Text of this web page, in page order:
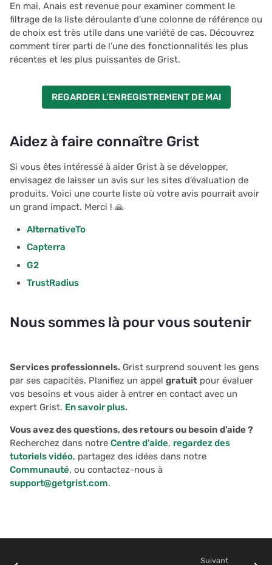
En mai, Anais est revenue pour examiner comment le
filtrage de la liste déroulante d’une colonne de référence ou
de choix est très utile dans une variété de cas. Découvrez
comment tirer parti de l’une des fonctionnalités les plus
récentes et les plus puissantes de Grist.
REGARDER L’ENREGISTREMENT DE MAI
Aidez à faire connaître Grist
Si vous êtes intéressé à aider Grist à se développer,
envisagez de laisser un avis sur les sites d’évaluation de
produits. Voici une courte liste où votre avis pourrait avoir
un grand impact. Merci ! 🙏
AlternativeTo
Capterra
G2
TrustRadius
Nous sommes là pour vous soutenir
Services professionnels. Grist surprend souvent les gens
par ses capacités. Planifiez un appel gratuit pour évaluer
vos besoins et vous aider à entrer en contact avec un
expert Grist. En savoir plus.
Vous avez des questions, des retours ou besoin d’aide ?
Recherchez dans notre Centre d’aide, regardez des
tutoriels vidéo, partagez des idées dans notre
Communauté, ou contactez-nous à
support@getgrist.com.
Suivant